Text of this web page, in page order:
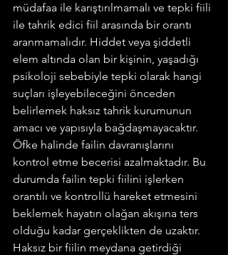
müdafaa ile karıştırılmamalı ve tepki fiili
ile tahrik edici fiil arasında bir orantı
aranmamalıdır. Hiddet veya şiddetli
elem altında olan bir kişinin, yaşadığı
psikoloji sebebiyle tepki olarak hangi
suçları işleyebileceğini önceden
belirlemek haksız tahrik kurumunun
amacı ve yapısıyla bağdaşmayacaktır.
Öfke halinde failin davranışlarını
kontrol etme becerisi azalmaktadır. Bu
durumda failin tepki fiilini işlerken
orantılı ve kontrollü hareket etmesini
beklemek hayatın olağan akışına ters
olduğu kadar gerçeklikten de uzaktır.
Haksız bir fiilin meydana getirdiği